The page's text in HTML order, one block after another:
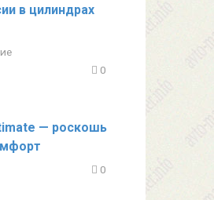
в цилиндрах
0
— роскошь
0